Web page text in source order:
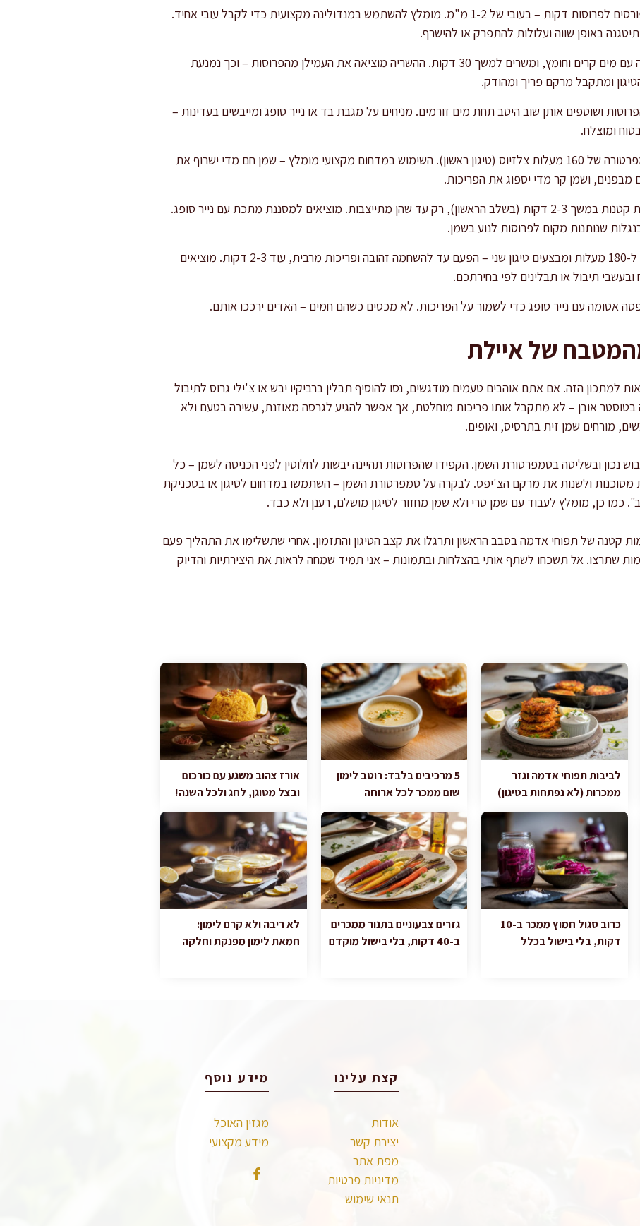
קולפים את תפוחי האדמה ופורסים לפרוסות דקות – בעובי של 1-2 מ"מ. מומלץ להשתמש במנדולינה מקצועית כדי לקבל עובי אחיד.
באופן שווה ועלולות להתפרק או להישרף.
מעבירים את הפרוסות לקערה עם מים קרים וחומץ, ומשרים למשך 30 דקות. ההשריה מוציאה את העמילן מהפרוסות – וכך נמנעת
ומתקבל מרקם פריך ומהודק.
ושוטפים אותן שוב היטב תחת מים זורמים. מניחים על מגבת בד או נייר סופג ומייבשים בעדינות –
ומוצלח.
מחממים שמן בסיר רחב לטמפרטורה של 160 מעלות צלזיוס (טיגון ראשון). השימוש במדחום מקצועי מומלץ – שמן חם מדי ישרוף את
מבפנים, ושמן קר מדי יספוג את הפריכות.
מטגנים את הפרוסות בקבוצות קטנות במשך 2-3 דקות (בשלב הראשון), רק עד שהן מתייצבות. מוציאים למסננת מתכת עם נייר סופג.
שנותנות מקום לפרוסות לנוע בשמן.
מעלים את טמפרטורת השמן ל-180 מעלות ומבצעים טיגון שני – הפעם עד להשחמה זהובה ופריכות מרבית, עוד 2-3 דקות. מוציאים
תיבול או תבלינים לפי בחירתכם.
אטומה עם נייר סופג כדי לשמור על הפריכות. לא מכסים כשהם חמים – האדים ירככו אותם.
של איילת
למתכון הזה. אם אתם אוהבים טעמים מודגשים, נסו להוסיף תבלין ברביקיו יבש או צ'ילי גרוס לתיבול
בטוסטר אובן – לא מתקבל אותו פריכות מוחלטת, אך אפשר להגיע לגרסה מאוזנת, עשירה בטעם ולא
מורחים שמן זית בתרסיס, ואופים.
נכון ובשליטה בטמפרטורת השמן. הקפידו שהפרוסות תהיינה יבשות לחלוטין לפני הכניסה לשמן – כל
מסוכנות ולשנות את מרקם הצ'יפס. לבקרה על טמפרטורת השמן – השתמשו במדחום לטיגון או בטכניקת
כמו כן, מומלץ לעבוד עם שמן טרי ולא שמן מחזור לטיגון מושלם, רענן ולא כבד.
קטנה של תפוחי אדמה בסבב הראשון ותרגלו את קצב הטיגון והתזמון. אחרי שתשלימו את התהליך פעם
שתרצו. אל תשכחו לשתף אותי בהצלחות ובתמונות – אני תמיד שמחה לראות את היצירתיות והדיוק
לביבות תפוחי אדמה וגזר
ממכרות (לא נפתחות בטיגון)
5 מרכיבים בלבד: רוטב לימון
שום ממכר לכל ארוחה
אורז צהוב משגע עם כורכום
ובצל מטוגן, לחג ולכל השנה!
כרוב סגול חמוץ ממכר ב-10
דקות, בלי בישול בכלל
גזרים צבעוניים בתנור ממכרים
ב-40 דקות, בלי בישול מוקדם
לא ריבה ולא קרם לימון:
חמאת לימון מפנקת וחלקה
קצת עלינו
אודות
יצירת קשר
מפת אתר
מדיניות פרטיות
תנאי שימוש
מידע נוסף
מגזין האוכל
מידע מקצועי